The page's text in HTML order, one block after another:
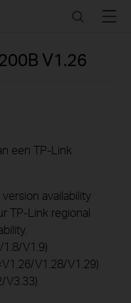
SearchMenu
V1.26
een TP-Link
availability
TP-Link regional
V1.9)
V1.28/V1.29)
V3.33)